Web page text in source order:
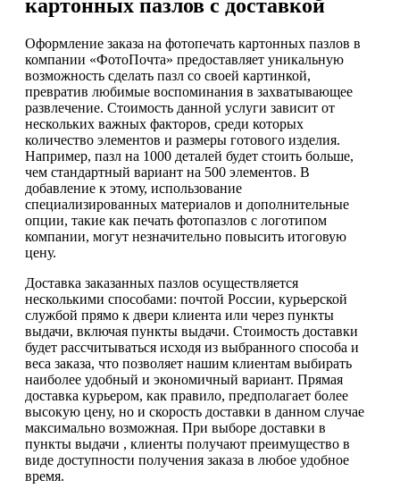
картонных пазлов с доставкой
Оформление заказа на фотопечать картонных пазлов в
компании «ФотоПочта» предоставляет уникальную
возможность сделать пазл со своей картинкой,
превратив любимые воспоминания в захватывающее
развлечение. Стоимость данной услуги зависит от
нескольких важных факторов, среди которых
количество элементов и размеры готового изделия.
Например, пазл на 1000 деталей будет стоить больше,
чем стандартный вариант на 500 элементов. В
добавление к этому, использование
специализированных материалов и дополнительные
опции, такие как печать фотопазлов с логотипом
компании, могут незначительно повысить итоговую
цену.
Доставка заказанных пазлов осуществляется
несколькими способами: почтой России, курьерской
службой прямо к двери клиента или через пункты
выдачи, включая пункты выдачи. Стоимость доставки
будет рассчитываться исходя из выбранного способа и
веса заказа, что позволяет нашим клиентам выбирать
наиболее удобный и экономичный вариант. Прямая
доставка курьером, как правило, предполагает более
высокую цену, но и скорость доставки в данном случае
максимально возможная. При выборе доставки в
пункты выдачи , клиенты получают преимущество в
виде доступности получения заказа в любое удобное
время.